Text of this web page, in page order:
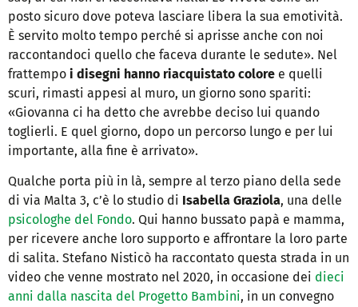
posto sicuro dove poteva lasciare libera la sua emotività.
È servito molto tempo perché si aprisse anche con noi
raccontandoci quello che faceva durante le sedute». Nel
frattempo i disegni hanno riacquistato colore e quelli
scuri, rimasti appesi al muro, un giorno sono spariti:
«Giovanna ci ha detto che avrebbe deciso lui quando
toglierli. E quel giorno, dopo un percorso lungo e per lui
importante, alla fine è arrivato».
Qualche porta più in là, sempre al terzo piano della sede
di via Malta 3, c’è lo studio di Isabella Graziola, una delle
psicologhe del Fondo. Qui hanno bussato papà e mamma,
per ricevere anche loro supporto e affrontare la loro parte
di salita. Stefano Nisticò ha raccontato questa strada in un
video che venne mostrato nel 2020, in occasione dei dieci
anni dalla nascita del Progetto Bambini, in un convegno